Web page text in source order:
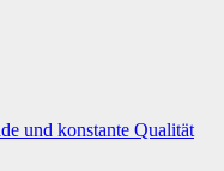
und konstante Qualität